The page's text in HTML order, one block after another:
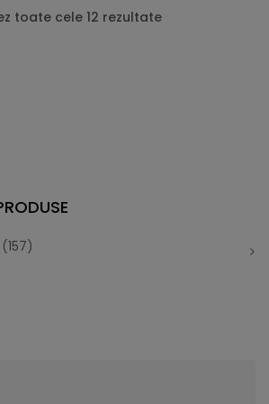
Dalia, Alb, Cu Sifon Inclus
de duș Dalia, care este foarte
toate cele 12 rezultate
(157)